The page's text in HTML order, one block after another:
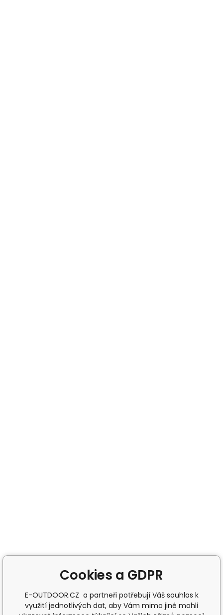
Cookies a GDPR
E-OUTDOOR.CZ a partneři potřebují Váš souhlas k
využití jednotlivých dat, aby Vám mimo jiné mohli